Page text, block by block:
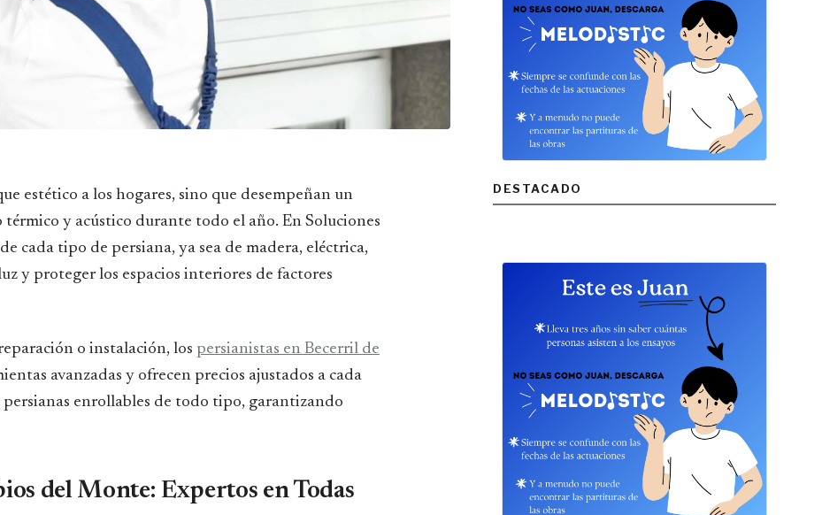
y acústico durante todo el año. En Soluciones
cada tipo de persiana, ya sea de madera, eléctrica,
y proteger los espacios interiores de factores
o instalación, los persianistas en Becerril de
avanzadas y ofrecen precios ajustados a cada
persianas enrollables de todo tipo, garantizando
del Monte: Expertos en Todas
DESTACADO